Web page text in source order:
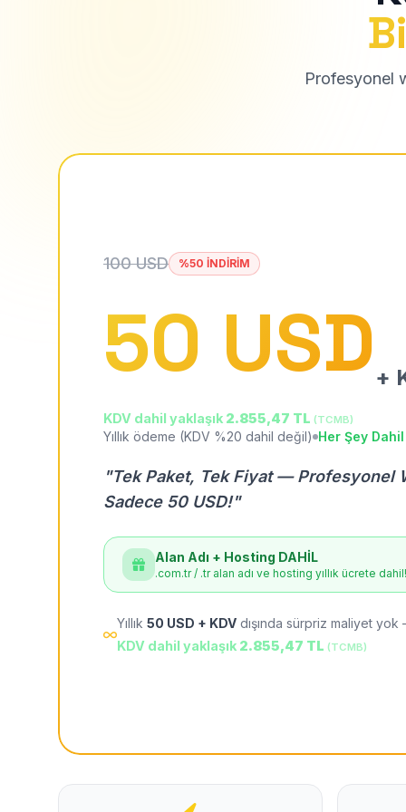
Profesyonel
100 USD %50 İNDİRİM
50 USD +
KDV dahil yaklaşık 2.855,47 TL (TCMB)
Yıllık ödeme (KDV %20 dahil değil) Her Şey Dahil
"Tek Paket, Tek Fiyat — Profesyonel
Sadece 50 USD!"
Alan Adı + Hosting DAHİL
.com.tr / .tr alan adı ve hosting yıllık ücrete dahil!
Yıllık 50 USD + KDV dışında sürpriz maliyet
KDV dahil yaklaşık 2.855,47 TL (TCMB)